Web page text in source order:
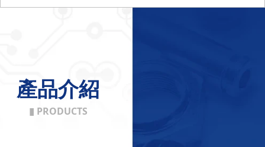
產品介紹
▮ PRODUCTS